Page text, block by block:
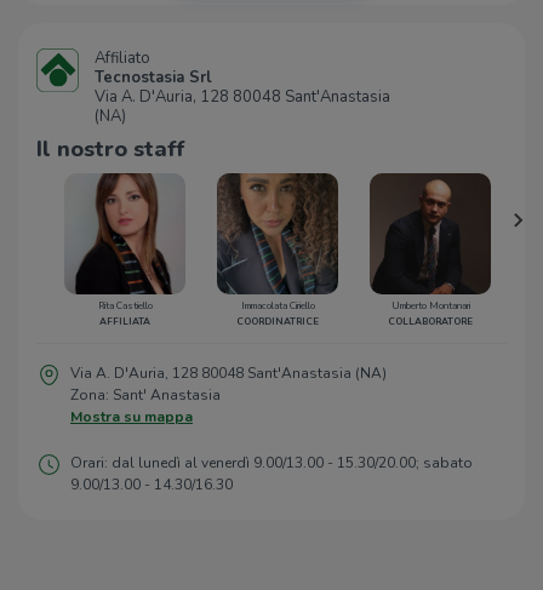
Affiliato
Tecnostasia Srl
Via A. D'Auria, 128 80048 Sant'Anastasia
(NA)
Il nostro staff
Rita Castiello
AFFILIATA
Immacolata Ciriello
COORDINATRICE
Umberto Montanari
COLLABORATORE
Via A. D'Auria, 128 80048 Sant'Anastasia (NA)
Zona: Sant' Anastasia
Mostra su mappa
Orari: dal lunedì al venerdì 9.00/13.00 - 15.30/20.00; sabato
9.00/13.00 - 14.30/16.30